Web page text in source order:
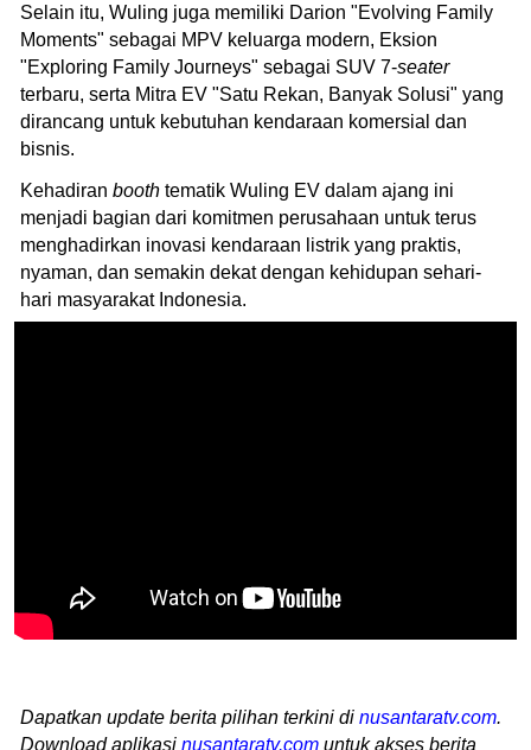
Selain itu, Wuling juga memiliki Darion "Evolving Family
Moments" sebagai MPV keluarga modern, Eksion
"Exploring Family Journeys" sebagai SUV 7-seater
terbaru, serta Mitra EV "Satu Rekan, Banyak Solusi" yang
dirancang untuk kebutuhan kendaraan komersial dan
bisnis.
Kehadiran booth tematik Wuling EV dalam ajang ini
menjadi bagian dari komitmen perusahaan untuk terus
menghadirkan inovasi kendaraan listrik yang praktis,
nyaman, dan semakin dekat dengan kehidupan sehari-
hari masyarakat Indonesia.
Dapatkan update berita pilihan terkini di nusantaratv.com.
Download aplikasi nusantaratv.com untuk akses berita